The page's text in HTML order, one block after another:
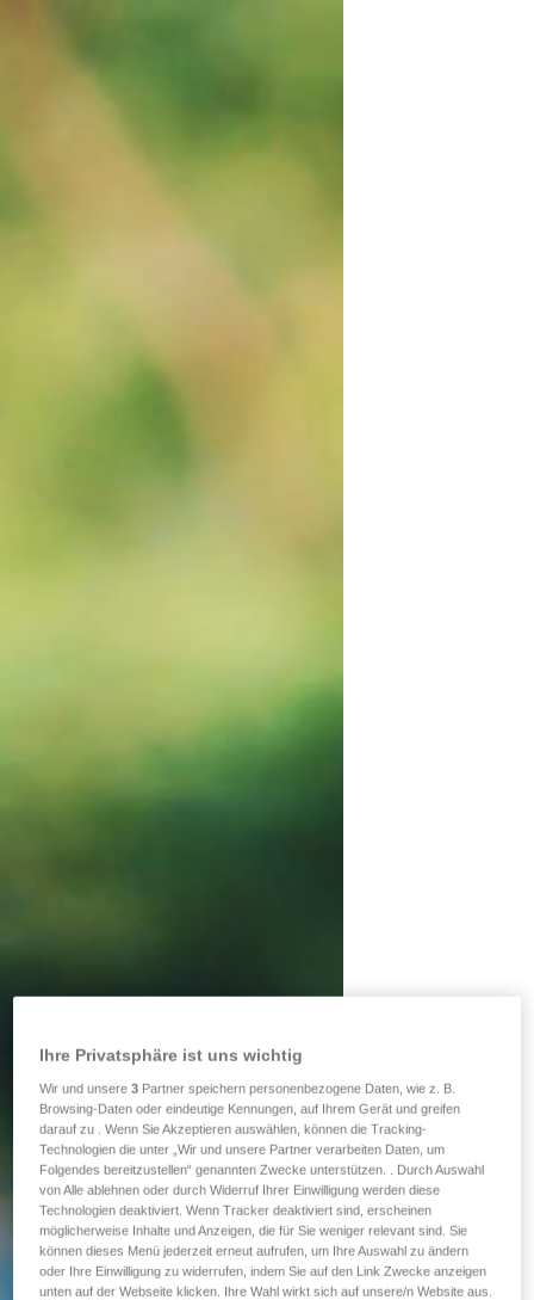
Ihre Privatsphäre ist uns wichtig
Wir und unsere3 Partner speichern personenbezogene Daten, wie z. B.
Browsing-Daten oder eindeutige Kennungen, auf Ihrem Gerät und greifen
darauf zu . Wenn Sie Akzeptieren auswählen, können die Tracking-
Technologien die unter „Wir und unsere Partner verarbeiten Daten, um
Folgendes bereitzustellen“ genannten Zwecke unterstützen. . Durch Auswahl
von Alle ablehnen oder durch Widerruf Ihrer Einwilligung werden diese
Technologien deaktiviert. Wenn Tracker deaktiviert sind, erscheinen
möglicherweise Inhalte und Anzeigen, die für Sie weniger relevant sind. Sie
können dieses Menü jederzeit erneut aufrufen, um Ihre Auswahl zu ändern
oder Ihre Einwilligung zu widerrufen, indem Sie auf den Link Zwecke anzeigen
unten auf der Webseite klicken. Ihre Wahl wirkt sich auf unsere/n Website aus.